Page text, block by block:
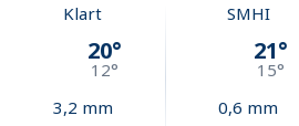
Klart
20°
12°
3,2 mm
SMHI
21°
15°
0,6 mm